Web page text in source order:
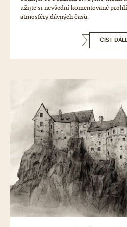
užijte si nevšední komentované
atmosféry dávných časů.
ČÍST